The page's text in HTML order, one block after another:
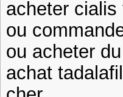
acheter
ou
ou acheter
achat